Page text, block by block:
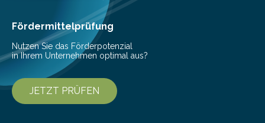
bei Serienmaschinen Schwingungen um den Faktor 3
besser dämpft. Und das bei einer Gewichtseinsparung
von 20…
Fördermittelprüfung
Nutzen Sie das Förderpotenzial
in Ihrem Unternehmen optimal aus?
JETZT PRÜFEN